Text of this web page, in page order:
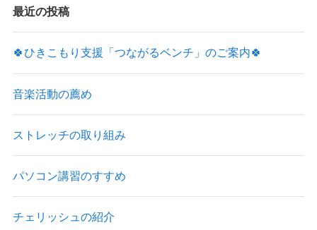
最近の投稿
🍀ひきこもり支援「つながるベンチ」のご案内🍀
音楽活動の薦め
ストレッチの取り組み
パソコン講習のすすめ
チェリッシュの紹介